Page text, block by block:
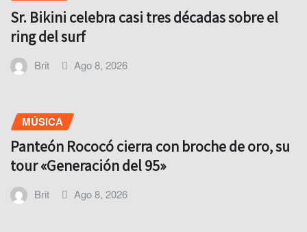
Sr. Bikini celebra casi tres décadas sobre el
ring del surf
Brit Ago 8, 2026
MÚSICA
Panteón Rococó cierra con broche de oro, su
tour «Generación del 95»
Brit Ago 8, 2026